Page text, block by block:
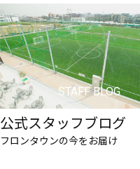
STAFF BLOG
公式スタッフブログ
フロンタウンの今をお届け